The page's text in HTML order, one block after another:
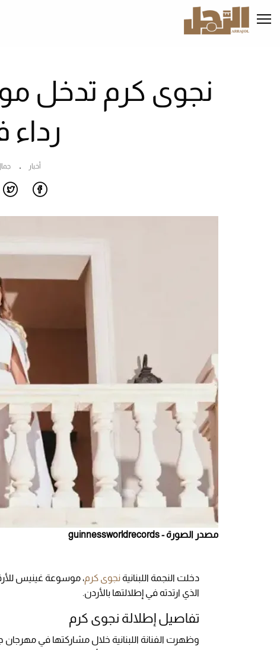
إلى
المحتوى
نجوى كرم تدخل
رداء
أخبار
مصدر الصورة - guinnessworldrecords
دخلت النجمة اللبنانية نجوى كرم، موسوعة غينيس
الذي ارتدته في إطلالتها بالأردن.
تفاصيل إطلالة نجوى كرم
وظهرت الفنانة اللبنانية خلال مشاركتها في مهرجان